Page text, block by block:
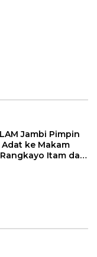
Jambi Pimpin
Adat ke Makam
Itam dan